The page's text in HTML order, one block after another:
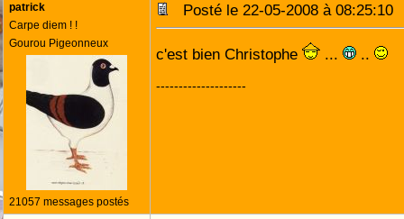
patrick
Carpe diem ! !
Gourou Pigeonneux
21057 messages postés
Posté le 22-05-2008 à
c'est bien Christophe ... ..
--------------------